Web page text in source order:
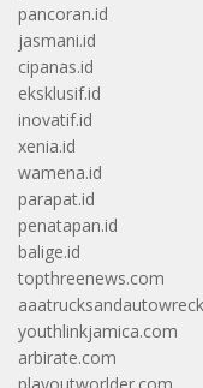
pancoran.id
jasmani.id
cipanas.id
eksklusif.id
inovatif.id
xenia.id
wamena.id
parapat.id
penatapan.id
balige.id
topthreenews.com
youthlinkjamica.com
arbirate.com